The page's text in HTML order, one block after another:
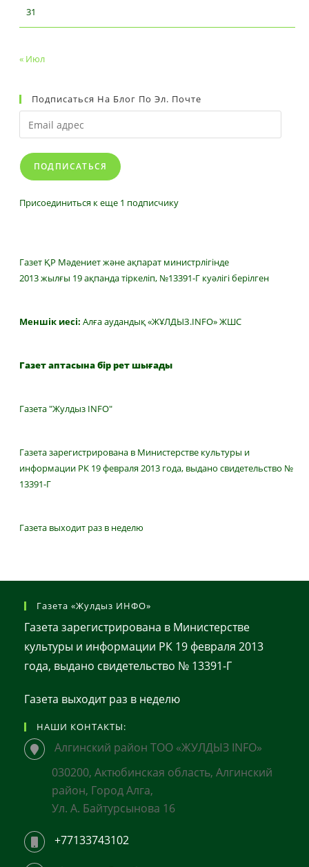
31
« Июл
Подписаться На Блог По Эл. Почте
Email
адрес
ПОДПИСАТЬСЯ
Присоединиться к еще 1 подписчику
Газет ҚР Мәдениет және ақпарат министрлігінде
2013 жылғы 19 ақпанда тіркеліп, №13391-Г куәлігі берілген
Меншік иесі: Алға аудандық «ЖҰЛДЫЗ.INFO» ЖШС
Газет аптасына бір рет шығады
Газета "Жулдыз INFO"
Газета зарегистрирована в Министерстве культуры и
информации РК 19 февраля 2013 года, выдано свидетельство №
13391-Г
Газета выходит раз в неделю
Газета «Жулдыз ИНФО»
Газета зарегистрирована в Министерстве
культуры и информации РК 19 февраля 2013
года, выдано свидетельство № 13391-Г
Газета выходит раз в неделю
НАШИ КОНТАКТЫ:
Алгинский район ТОО «ЖУЛДЫЗ INFO»
030200, Актюбинская область, Алгинский
район, Город Алга,
Ул. А. Байтурсынова 16
+77133743102